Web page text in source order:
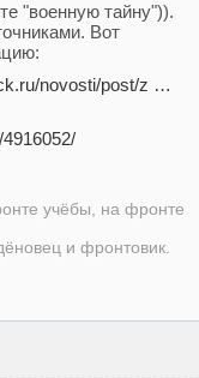
"военную тайну")).
Вот
novosti/post/z …
учёбы, на фронте
и фронтовик.